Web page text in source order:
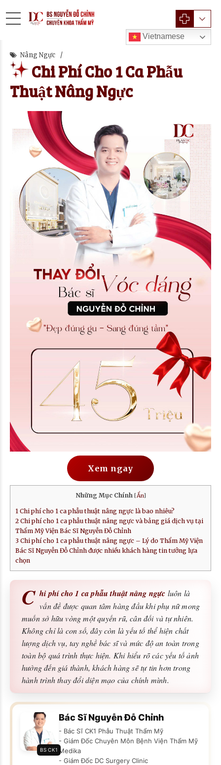
Vietnamese
Nâng Ngực
Chi Phí Cho 1 Ca Phẫu
Thuật Nâng Ngực
Xem ngay
Những Mục Chính [Ẩn]
1 Chi phí cho 1 ca phẫu thuật nâng ngực là bao nhiêu?
2 Chi phí cho 1 ca phẫu thuật nâng ngực và bảng giá dịch vụ tại
Thẩm Mỹ Viện Bác Sĩ Nguyễn Đỗ Chỉnh
3 Chi phí cho 1 ca phẫu thuật nâng ngực – Lý do Thẩm Mỹ Viện
Bác Sĩ Nguyễn Đỗ Chỉnh được nhiều khách hàng tin tưởng lựa
chọn
C hi phí cho 1 ca phẫu thuật nâng ngực luôn là
vấn đề được quan tâm hàng đầu khi phụ nữ mong
muốn sở hữu vòng một quyến rũ, cân đối và tự nhiên.
Không chỉ là con số, đây còn là yếu tố thể hiện chất
lượng dịch vụ, tay nghề bác sĩ và mức độ an toàn trong
toàn bộ quá trình thực hiện. Khi hiểu rõ các yếu tố ảnh
hưởng đến giá thành, khách hàng sẽ tự tin hơn trong
hành trình thay đổi diện mạo của chính mình.
BS CK1
Bác Sĩ Nguyễn Đỗ Chỉnh
- Bác Sĩ CK1 Phẫu Thuật Thẩm Mỹ
- Giám Đốc Chuyên Môn Bệnh Viện Thẩm Mỹ
Medika
- Giám Đốc DC Surgery Clinic